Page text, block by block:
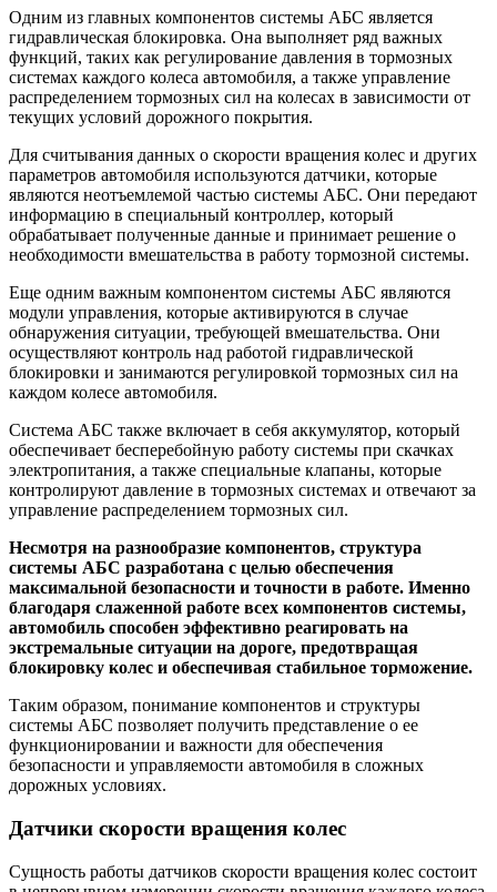
Одним из главных компонентов системы АБС является
гидравлическая блокировка. Она выполняет ряд важных
функций, таких как регулирование давления в тормозных
системах каждого колеса автомобиля, а также управление
распределением тормозных сил на колесах в зависимости от
текущих условий дорожного покрытия.
Для считывания данных о скорости вращения колес и других
параметров автомобиля используются датчики, которые
являются неотъемлемой частью системы АБС. Они передают
информацию в специальный контроллер, который
обрабатывает полученные данные и принимает решение о
необходимости вмешательства в работу тормозной системы.
Еще одним важным компонентом системы АБС являются
модули управления, которые активируются в случае
обнаружения ситуации, требующей вмешательства. Они
осуществляют контроль над работой гидравлической
блокировки и занимаются регулировкой тормозных сил на
каждом колесе автомобиля.
Система АБС также включает в себя аккумулятор, который
обеспечивает бесперебойную работу системы при скачках
электропитания, а также специальные клапаны, которые
контролируют давление в тормозных системах и отвечают за
управление распределением тормозных сил.
Несмотря на разнообразие компонентов, структура
системы АБС разработана с целью обеспечения
максимальной безопасности и точности в работе. Именно
благодаря слаженной работе всех компонентов системы,
автомобиль способен эффективно реагировать на
экстремальные ситуации на дороге, предотвращая
блокировку колес и обеспечивая стабильное торможение.
Таким образом, понимание компонентов и структуры
системы АБС позволяет получить представление о ее
функционировании и важности для обеспечения
безопасности и управляемости автомобиля в сложных
дорожных условиях.
Датчики скорости вращения колес
Сущность работы датчиков скорости вращения колес состоит